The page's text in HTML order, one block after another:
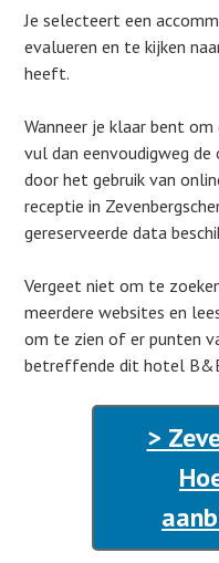
Je selecteert een
evalueren en te kijken
heeft.
Wanneer je klaar bent
vul dan eenvoudigweg
door het gebruik van
receptie in
gereserveerde data
Vergeet niet om te
meerdere websites en
om te zien of er punten
betreffende dit hotel
>